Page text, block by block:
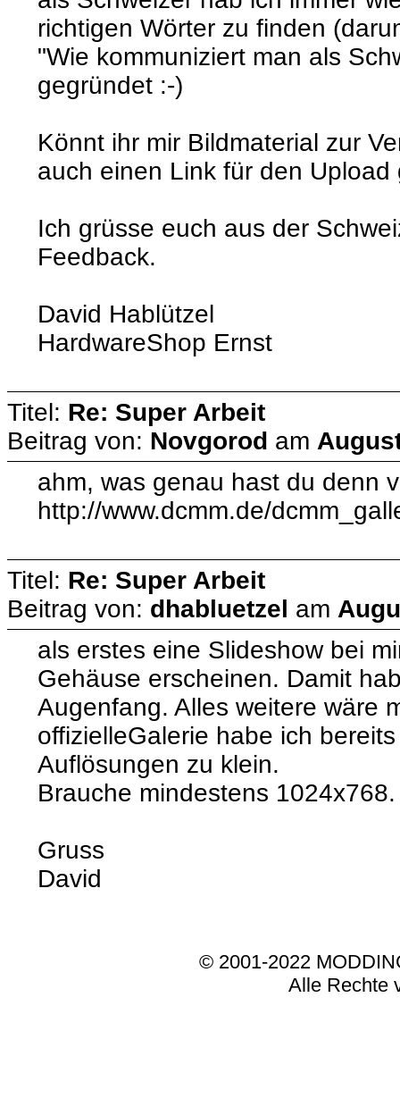
richtigen Wörter zu finden
"Wie kommuniziert man als
gegründet :-)
Könnt ihr mir Bildmaterial zur
auch einen Link für den
Ich grüsse euch aus der
Feedback.
David Hablützel
HardwareShop Ernst
Titel: Re: Super Arbeit
Beitrag von: Novgorod am
ahm, was genau hast du denn
http://www.dcmm.de/
Titel: Re: Super Arbeit
Beitrag von: dhabluetzel am
als erstes eine Slideshow bei
Gehäuse erscheinen. Damit
Augenfang. Alles weitere wäre
offizielleGalerie habe ich
Auflösungen zu klein.
Brauche mindestens 1024x768.
Gruss
David
© 2001-2022
Alle Rechte